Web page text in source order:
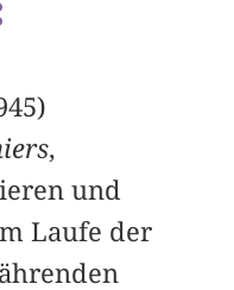
,
und
Laufe der